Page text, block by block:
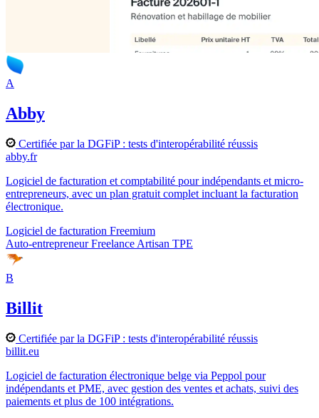
A
Abby
Certifiée par la DGFiP : tests d'interopérabilité réussis
abby.fr
Logiciel de facturation et comptabilité pour indépendants et micro-
entrepreneurs, avec un plan gratuit complet incluant la facturation
électronique.
Logiciel de facturation Freemium
Auto-entrepreneurFreelance Artisan TPE
B
Billit
Certifiée par la DGFiP : tests d'interopérabilité réussis
billit.eu
Logiciel de facturation électronique belge via Peppol pour
indépendants et PME, avec gestion des ventes et achats, suivi des
paiements et plus de 100 intégrations.